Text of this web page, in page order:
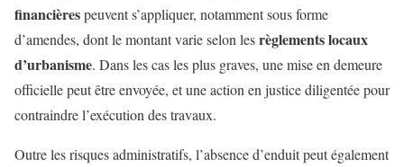
financièrespeuvent s’appliquer, notamment sous forme
d’amendes, dont le montant varie selon lesrèglements locaux
d’urbanisme. Dans les cas les plus graves, une mise en demeure
officielle peut être envoyée, et une action en justice diligentée pour
contraindre l’exécution des travaux.
Outre les risques administratifs, l’absence d’enduit peut également